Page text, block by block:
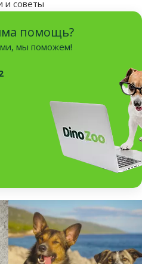
и советы
помощь?
мы поможем!